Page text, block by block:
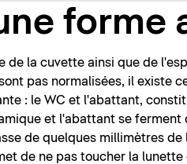
forme
la cuvette ainsi que de
pas normalisées, il existe
: le WC et l'abattant,
et l'abattant se ferment
de quelques millimètres
de ne pas toucher la